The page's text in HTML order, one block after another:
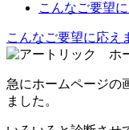
こんなご要望
こんなご要望に応え
急にホームページの
ました。